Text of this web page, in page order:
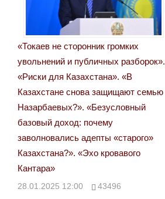
«Токаев не сторонник громких
увольнений и публичных разборок».
«Риски для Казахстана». «В
Казахстане снова защищают семью
Назарбаевых?». «Безусловный
базовый доход: почему
заволновались адепты «старого»
Казахстана?». «Эхо кровавого
Кантара»
28.01.2025 12:00 43496